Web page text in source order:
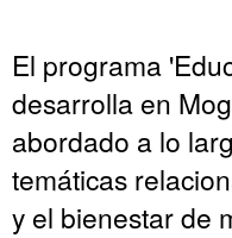
El programa
desarrolla en
abordado a lo
temáticas
y el bienestar de